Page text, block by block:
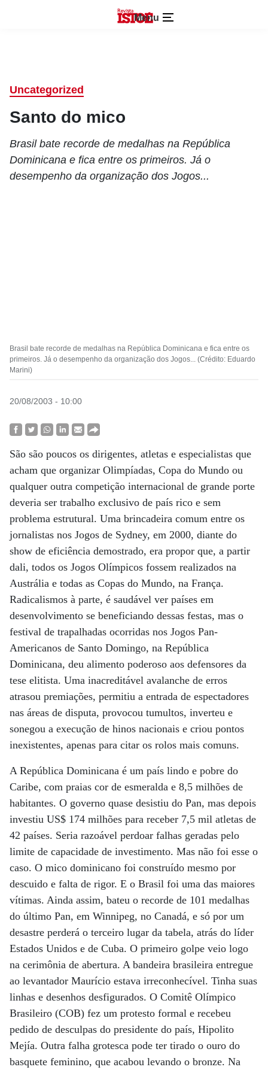
Menu
Uncategorized
Santo do mico
Brasil bate recorde de medalhas na República
Dominicana e fica entre os primeiros. Já o
desempenho da organização dos Jogos...
Brasil bate recorde de medalhas na República Dominicana e fica entre os
primeiros. Já o desempenho da organização dos Jogos... (Crédito: Eduardo
Marini)
20/08/2003 - 10:00
São são poucos os dirigentes, atletas e especialistas que
acham que organizar Olimpíadas, Copa do Mundo ou
qualquer outra competição internacional de grande porte
deveria ser trabalho exclusivo de país rico e sem
problema estrutural. Uma brincadeira comum entre os
jornalistas nos Jogos de Sydney, em 2000, diante do
show de eficiência demostrado, era propor que, a partir
dali, todos os Jogos Olímpicos fossem realizados na
Austrália e todas as Copas do Mundo, na França.
Radicalismos à parte, é saudável ver países em
desenvolvimento se beneficiando dessas festas, mas o
festival de trapalhadas ocorridas nos Jogos Pan-
Americanos de Santo Domingo, na República
Dominicana, deu alimento poderoso aos defensores da
tese elitista. Uma inacreditável avalanche de erros
atrasou premiações, permitiu a entrada de espectadores
nas áreas de disputa, provocou tumultos, inverteu e
sonegou a execução de hinos nacionais e criou pontos
inexistentes, apenas para citar os rolos mais comuns.
A República Dominicana é um país lindo e pobre do
Caribe, com praias cor de esmeralda e 8,5 milhões de
habitantes. O governo quase desistiu do Pan, mas depois
investiu US$ 174 milhões para receber 7,5 mil atletas de
42 países. Seria razoável perdoar falhas geradas pelo
limite de capacidade de investimento. Mas não foi esse o
caso. O mico dominicano foi construído mesmo por
descuido e falta de rigor. E o Brasil foi uma das maiores
vítimas. Ainda assim, bateu o recorde de 101 medalhas
do último Pan, em Winnipeg, no Canadá, e só por um
desastre perderá o terceiro lugar da tabela, atrás do líder
Estados Unidos e de Cuba. O primeiro golpe veio logo
na cerimônia de abertura. A bandeira brasileira entregue
ao levantador Maurício estava irreconhecível. Tinha suas
linhas e desenhos desfigurados. O Comitê Olímpico
Brasileiro (COB) fez um protesto formal e recebeu
pedido de desculpas do presidente do país, Hipolito
Mejía. Outra falha grotesca pode ter tirado o ouro do
basquete feminino, que acabou levando o bronze. Na